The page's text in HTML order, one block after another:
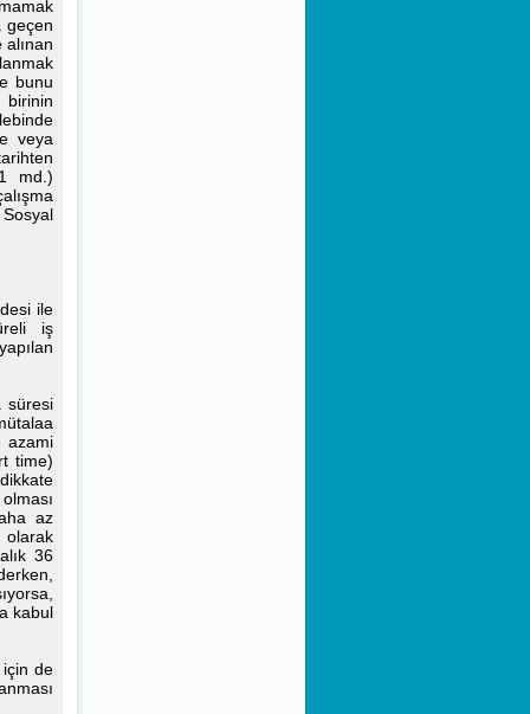
geçen
bunu
veya
md.)
ile
iş
süresi
azami
time)
az
olarak
36
kabul
için de